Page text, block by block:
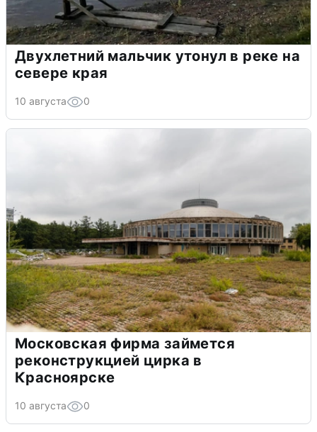
Двухлетний мальчик утонул в реке на
севере края
10 августа 0
Московская фирма займется
реконструкцией цирка в
Красноярске
10 августа 0